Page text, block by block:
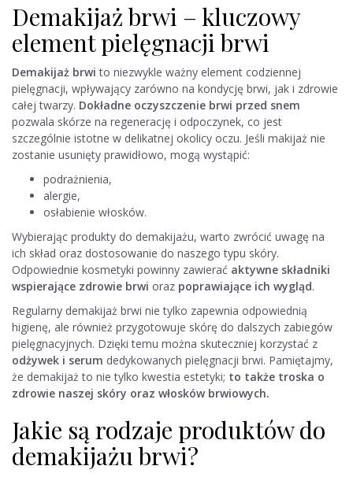
Demakijaż brwi – kluczowy
element pielęgnacji brwi
Demakijaż brwi to niezwykle ważny element codziennej
pielęgnacji, wpływający zarówno na kondycję brwi, jak i zdrowie
całej twarzy. Dokładne oczyszczenie brwi przed snem
pozwala skórze na regenerację i odpoczynek, co jest
szczególnie istotne w delikatnej okolicy oczu. Jeśli makijaż nie
zostanie usunięty prawidłowo, mogą wystąpić:
podrażnienia,
alergie,
osłabienie włosków.
Wybierając produkty do demakijażu, warto zwrócić uwagę na
ich skład oraz dostosowanie do naszego typu skóry.
Odpowiednie kosmetyki powinny zawierać aktywne składniki
wspierające zdrowie brwi oraz poprawiające ich wygląd.
Regularny demakijaż brwi nie tylko zapewnia odpowiednią
higienę, ale również przygotowuje skórę do dalszych zabiegów
pielęgnacyjnych. Dzięki temu można skuteczniej korzystać z
odżywek i serum dedykowanych pielęgnacji brwi. Pamiętajmy,
że demakijaż to nie tylko kwestia estetyki; to także troska o
zdrowie naszej skóry oraz włosków brwiowych.
Jakie są rodzaje produktów do
demakijażu brwi?